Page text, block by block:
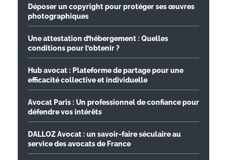
Déposer un copyright pour protéger ses œuvres
photographiques
Une attestation d’hébergement : Quelles
conditions pour l’obtenir ?
Hub avocat : Plateforme de partage pour une
efficacité collective et individuelle
Avocat Paris : Un professionnel de confiance pour
défendre vos intérêts
DALLOZ Avocat : un savoir-faire séculaire au
service des avocats de France